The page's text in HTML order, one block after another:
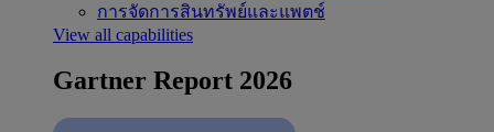
การจัดการสินทรัพย์และแพตช์
View all capabilities
Gartner Report 2026